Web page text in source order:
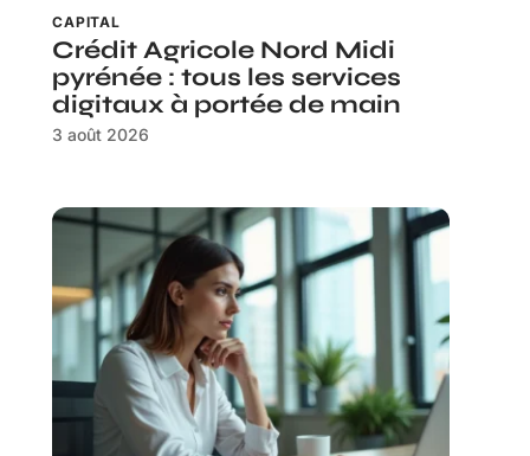
CAPITAL
Crédit Agricole Nord Midi
pyrénée : tous les services
digitaux à portée de main
3 août 2026